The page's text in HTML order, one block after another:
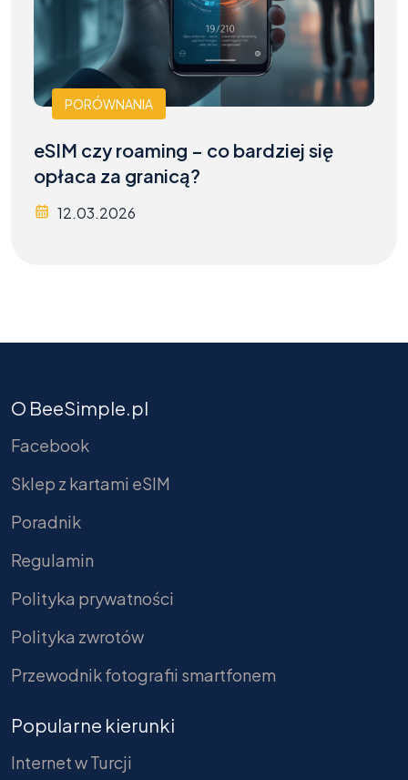
PORÓWNANIA
eSIM czy roaming – co bardziej się
opłaca za granicą?
12.03.2026
O BeeSimple.pl
Facebook
Sklep z kartami eSIM
Poradnik
Regulamin
Polityka prywatności
Polityka zwrotów
Przewodnik fotografii smartfonem
Popularne kierunki
Internet w Turcji